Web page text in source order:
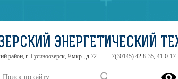
ЭНЕРГЕТИЧЕСКИЙ
район, г. Гусиноозерск, 9 мкр., д.72 +7(30145) 42-8-35, 41-0-17